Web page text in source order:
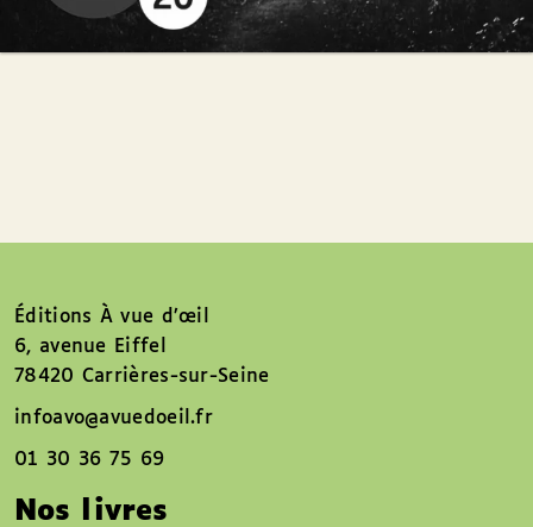
Éditions À vue d’œil
6, avenue Eiffel
78420 Carrières-sur-Seine
infoavo@avuedoeil.fr
01 30 36 75 69
Nos livres